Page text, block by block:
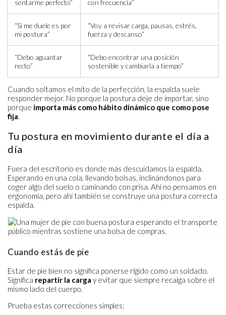
sentarme perfecto”
con frecuencia”
“Si me duele es por
mi postura”
“Voy a revisar carga, pausas, estrés,
fuerza y descanso”
“Debo aguantar
recto”
“Debo encontrar una posición
sostenible y cambiarla a tiempo”
Cuando soltamos el mito de la perfección, la espalda suele
responder mejor. No porque la postura deje de importar, sino
porque importa más como hábito dinámico que como pose
fija.
Tu postura en movimiento durante el día a
día
Fuera del escritorio es donde más descuidamos la espalda.
Esperando en una cola, llevando bolsas, inclinándonos para
coger algo del suelo o caminando con prisa. Ahí no pensamos en
ergonomía, pero ahí también se construye una postura correcta
espalda.
Cuando estás de pie
Estar de pie bien no significa ponerse rígido como un soldado.
Significa repartir la carga y evitar que siempre recaiga sobre el
mismo lado del cuerpo.
Prueba estas correcciones simples: